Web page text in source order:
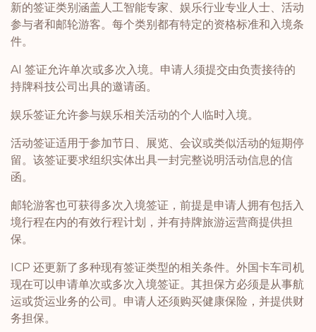
新的签证类别涵盖人工智能专家、娱乐行业专业人士、活动
参与者和邮轮游客。每个类别都有特定的资格标准和入境条
件。
AI 签证允许单次或多次入境。申请人须提交由负责接待的
持牌科技公司出具的邀请函。
娱乐签证允许参与娱乐相关活动的个人临时入境。
活动签证适用于参加节日、展览、会议或类似活动的短期停
留。该签证要求组织实体出具一封完整说明活动信息的信
函。
邮轮游客也可获得多次入境签证，前提是申请人拥有包括入
境行程在内的有效行程计划，并有持牌旅游运营商提供担
保。
ICP 还更新了多种现有签证类型的相关条件。外国卡车司机
现在可以申请单次或多次入境签证。其担保方必须是从事航
运或货运业务的公司。申请人还须购买健康保险，并提供财
务担保。